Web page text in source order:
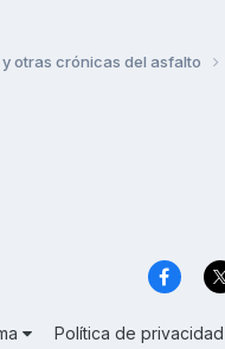
otras crónicas del asfalto
Política de privacidad